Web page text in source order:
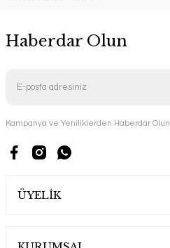
Haberdar Olun
Kampanya ve Yeniliklerden Haberdar Olun
ÜYELİK